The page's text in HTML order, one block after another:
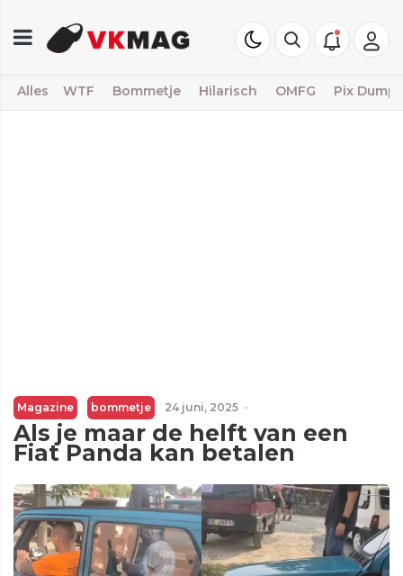
Alles WTF Bommetje Hilarisch OMFG Pix Dump
Magazine bommetje 24 juni, 2025 ·
Als je maar de helft van een
Fiat Panda kan betalen